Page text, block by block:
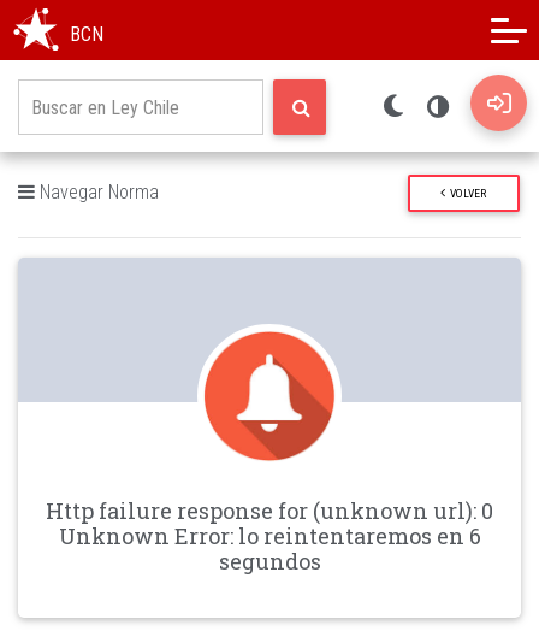
BCN
Navegar Norma VOLVER
Http failure response for (unknown url): 0
Unknown Error: lo reintentaremos en 6
segundos